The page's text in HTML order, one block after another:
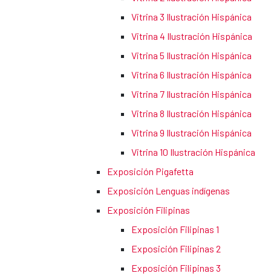
Vitrina 3 Ilustración Hispánica
Vitrina 4 Ilustración Hispánica
Vitrina 5 Ilustración Hispánica
Vitrina 6 Ilustración Hispánica
Vitrina 7 Ilustración Hispánica
Vitrina 8 Ilustración Hispánica
Vitrina 9 Ilustración Hispánica
Vitrina 10 Ilustración Hispánica
Exposición Pigafetta
Exposición Lenguas indígenas
Exposición Filipinas
Exposición Filipinas 1
Exposición Filipinas 2
Exposición Filipinas 3